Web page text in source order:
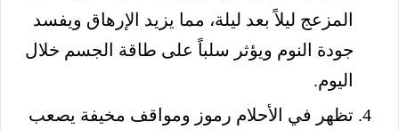
المزعج ليلاً بعد ليلة، مما يزيد الإرهاق ويفسد
جودة النوم ويؤثر سلباً على طاقة الجسم خلال
اليوم.
تظهر في الأحلام رموز ومواقف مخيفة يصعب